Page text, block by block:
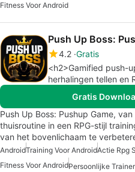
Fitness Voor Android
Push Up Boss:
4.2 Gratis
<h2>Gamified push-
herhalingen tellen en
Gratis
Push Up Boss: Pushup Game,
thuisroutine in een RPG-stijl
van het bovenlichaam te
AndroidTraining Voor AndroidActie Rpg
Fitness Voor AndroidPersoonlijke